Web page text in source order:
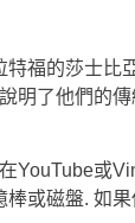
福的莎士比
明了他們的
YouTube或
或磁盤. 如